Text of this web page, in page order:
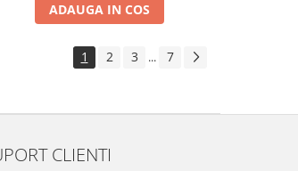
ADAUGA IN COS
1 2 3 ... 7
CLIENTI